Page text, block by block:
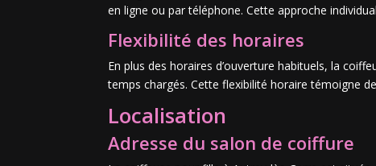
en ligne ou par téléphone. Cette approche
Flexibilité des horaires
En plus des horaires d’ouverture habituels, la
temps chargés. Cette flexibilité horaire témoigne
Localisation
Adresse du salon de coiffure